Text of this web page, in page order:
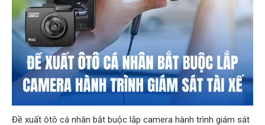
Đề xuất ôtô cá nhân bắt buộc lắp camera hành trình giám sát